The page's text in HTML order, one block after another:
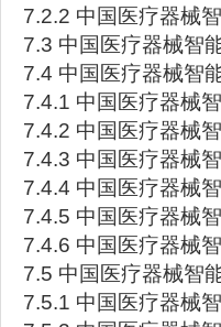
7.2.2 中国医疗器械
7.3 中国医疗器械智
7.4 中国医疗器械智
7.4.1 中国医疗器械
7.4.2 中国医疗器械
7.4.3 中国医疗器械
7.4.4 中国医疗器械
7.4.5 中国医疗器械
7.4.6 中国医疗器械
7.5 中国医疗器械智
7.5.1 中国医疗器械